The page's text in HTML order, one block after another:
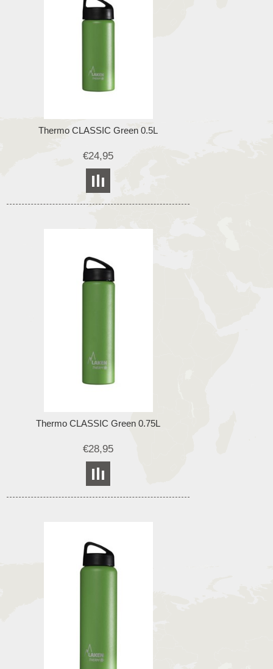
Thermo CLASSIC Green 0.5L
€24,95
Thermo CLASSIC Green 0.75L
€28,95